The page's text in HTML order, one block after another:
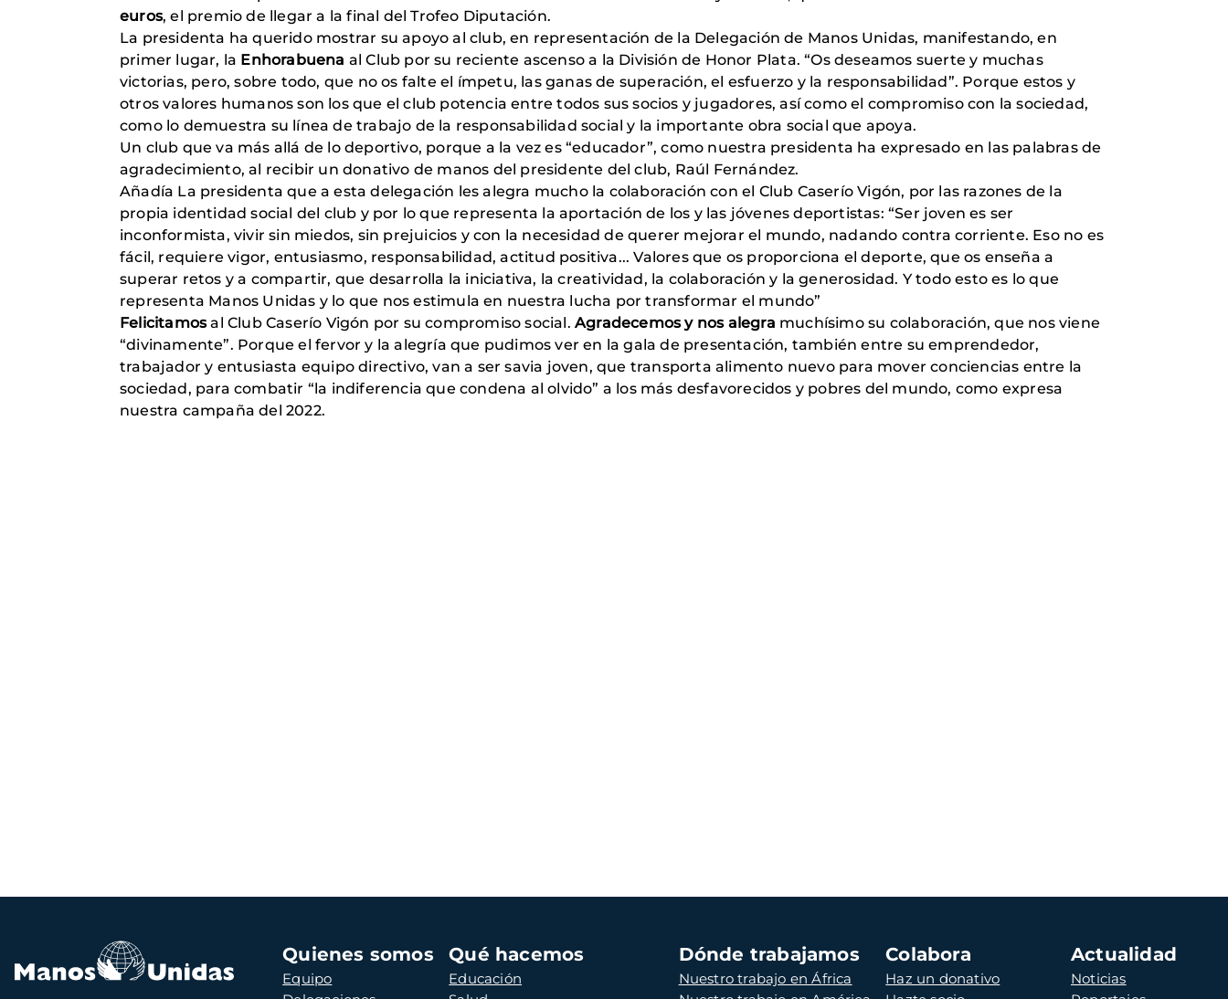
euros, el premio de llegar a la final del Trofeo Diputación.
La presidenta ha querido mostrar su apoyo al club, en representación de la Delegación de Manos Unidas, manifestando, en
primer lugar, la Enhorabuena al Club por su reciente ascenso a la División de Honor Plata. “Os deseamos suerte y muchas
victorias, pero, sobre todo, que no os falte el ímpetu, las ganas de superación, el esfuerzo y la responsabilidad”. Porque estos y
otros valores humanos son los que el club potencia entre todos sus socios y jugadores, así como el compromiso con la sociedad,
como lo demuestra su línea de trabajo de la responsabilidad social y la importante obra social que apoya.
Un club que va más allá de lo deportivo, porque a la vez es “educador”, como nuestra presidenta ha expresado en las palabras de
agradecimiento, al recibir un donativo de manos del presidente del club, Raúl Fernández.
Añadía La presidenta que a esta delegación les alegra mucho la colaboración con el Club Caserío Vigón, por las razones de la
propia identidad social del club y por lo que representa la aportación de los y las jóvenes deportistas: “Ser joven es ser
inconformista, vivir sin miedos, sin prejuicios y con la necesidad de querer mejorar el mundo, nadando contra corriente. Eso no es
fácil, requiere vigor, entusiasmo, responsabilidad, actitud positiva... Valores que os proporciona el deporte, que os enseña a
superar retos y a compartir, que desarrolla la iniciativa, la creatividad, la colaboración y la generosidad. Y todo esto es lo que
representa Manos Unidas y lo que nos estimula en nuestra lucha por transformar el mundo”
Felicitamosal Club Caserío Vigón por su compromiso social.Agradecemos y nos alegra muchísimo su colaboración, que nos viene
“divinamente”. Porque el fervor y la alegría que pudimos ver en la gala de presentación, también entre su emprendedor,
trabajador y entusiasta equipo directivo, van a ser savia joven, que transporta alimento nuevo para mover conciencias entre la
sociedad, para combatir “la indiferencia que condena al olvido” a los más desfavorecidos y pobres del mundo, como expresa
nuestra campaña del 2022.
Navegación
principal
Quienes somos
Equipo
Qué hacemos
Educación
Dónde trabajamos
Nuestro trabajo en África
Colabora
Haz un donativo
Actualidad
Noticias